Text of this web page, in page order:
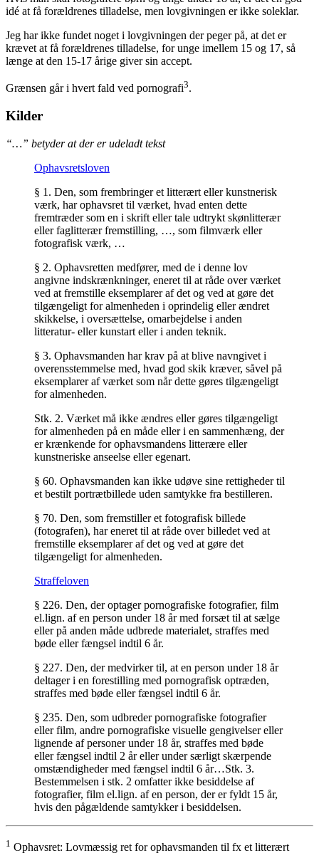
idé at få forældrenes tilladelse, men lovgivningen er ikke soleklar.
Jeg har ikke fundet noget i lovgivningen der peger på, at det er
krævet at få forældrenes tilladelse, for unge imellem 15 og 17, så
længe at den 15-17 årige giver sin accept.
Grænsen går i hvert fald ved pornografi3.
Kilder
“…” betyder at der er udeladt tekst
Ophavsretsloven
§ 1. Den, som frembringer et litterært eller kunstnerisk
værk, har ophavsret til værket, hvad enten dette
fremtræder som en i skrift eller tale udtrykt skønlitterær
eller faglitterær fremstilling, …, som filmværk eller
fotografisk værk, …
§ 2. Ophavsretten medfører, med de i denne lov
angivne indskrænkninger, eneret til at råde over værket
ved at fremstille eksemplarer af det og ved at gøre det
tilgængeligt for almenheden i oprindelig eller ændret
skikkelse, i oversættelse, omarbejdelse i anden
litteratur‑ eller kunstart eller i anden teknik.
§ 3. Ophavsmanden har krav på at blive navngivet i
overensstemmelse med, hvad god skik kræver, såvel på
eksemplarer af værket som når dette gøres tilgængeligt
for almenheden.
Stk. 2. Værket må ikke ændres eller gøres tilgængeligt
for almenheden på en måde eller i en sammenhæng, der
er krænkende for ophavsmandens litterære eller
kunstneriske anseelse eller egenart.
§ 60. Ophavsmanden kan ikke udøve sine rettigheder til
et bestilt portrætbillede uden samtykke fra bestilleren.
§ 70. Den, som fremstiller et fotografisk billede
(fotografen), har eneret til at råde over billedet ved at
fremstille eksemplarer af det og ved at gøre det
tilgængeligt for almenheden.
Straffeloven
§ 226. Den, der optager pornografiske fotografier, film
el.lign. af en person under 18 år med forsæt til at sælge
eller på anden måde udbrede materialet, straffes med
bøde eller fængsel indtil 6 år.
§ 227. Den, der medvirker til, at en person under 18 år
deltager i en forestilling med pornografisk optræden,
straffes med bøde eller fængsel indtil 6 år.
§ 235. Den, som udbreder pornografiske fotografier
eller film, andre pornografiske visuelle gengivelser eller
lignende af personer under 18 år, straffes med bøde
eller fængsel indtil 2 år eller under særligt skærpende
omstændigheder med fængsel indtil 6 år…Stk. 3.
Bestemmelsen i stk. 2 omfatter ikke besiddelse af
fotografier, film el.lign. af en person, der er fyldt 15 år,
hvis den pågældende samtykker i besiddelsen.
1 Ophavsret: Lovmæssig ret for ophavsmanden til fx et litterært